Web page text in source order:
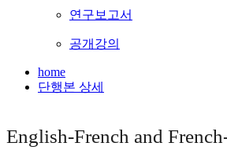
연구보고서
공개강의
home
단행본 상세
English-French and